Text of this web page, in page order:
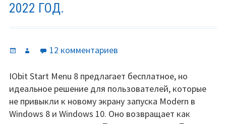
2022 ГОД.
Опубликовано
Автор 12 комментариевк
IObit
Start
Menu
8
IObit Start Menu 8 предлагает бесплатное, но
идеальное решение для пользователей, которые
не привыкли к новому экрану запуска Modern в
Windows 8 и Windows 10. Оно возвращает как